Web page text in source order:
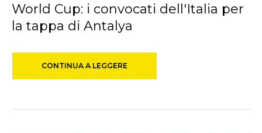
World Cup: i convocati dell'Italia per
la tappa di Antalya
CONTINUA A LEGGERE